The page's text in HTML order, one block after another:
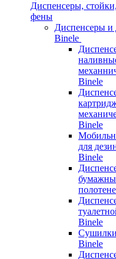
Диспенсеры,
фены
Диспенсеры и
Binele
Binele
Binele
для
Binele
Binele
Binele